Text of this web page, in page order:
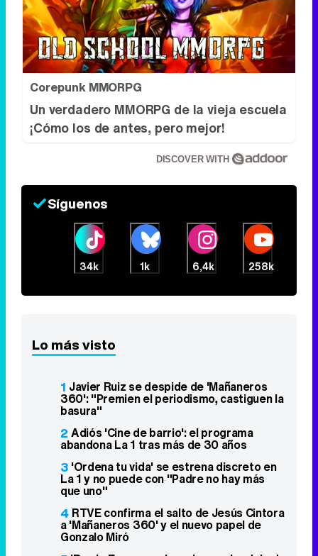
Corepunk MMORPG
Un verdadero MMORPG de la vieja escuela
¡Cómo los de antes, pero mejor!
DISCOVER WITH
Síguenos
34k 1k 6,4k 258k
Lo más visto
1 Javier Ruiz se despide de 'Mañaneros
360': "Premien el periodismo, castiguen la
basura"
2 Adiós 'Cine de barrio': el programa
abandona La 1 tras más de 30 años
3 'Ordena tu vida' se estrena discreto en
La 1 y no puede con "Padre no hay más
que uno"
4 RTVE confirma el salto de Jesús Cintora
a 'Mañaneros 360' y el nuevo papel de
Gonzalo Miró